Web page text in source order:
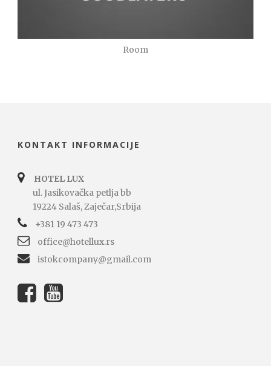
Room
KONTAKT INFORMACIJE
HOTEL LUX
ul. Jasikovačka petlja bb
19224 Salaš, Zaječar,Srbija
+381 19 473 473
office@hotellux.rs
istokcompany@gmail.com